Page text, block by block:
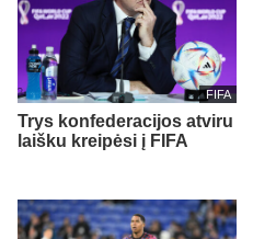
FIFA
Trys konfederacijos atviru
laišku kreipėsi į FIFA